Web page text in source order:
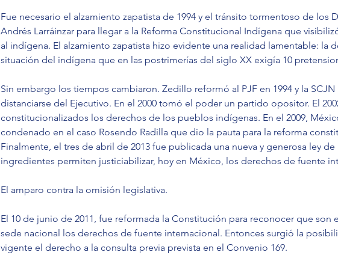
Fue necesario el alzamiento zapatista de 1994 y el tránsito tormentoso de los
Andrés Larráinzar para llegar a la Reforma Constitucional Indígena que
al indígena. El alzamiento zapatista hizo evidente una realidad lamentable: la
situación del indígena que en las postrimerías del siglo XX exigía 10
Sin embargo los tiempos cambiaron. Zedillo reformó al PJF en 1994 y la
distanciarse del Ejecutivo. En el 2000 tomó el poder un partido opositor. El
constitucionalizados los derechos de los pueblos indígenas. En el 2009,
condenado en el caso Rosendo Radilla que dio la pauta para la reforma
Finalmente, el tres de abril de 2013 fue publicada una nueva y generosa ley de
ingredientes permiten justiciabilizar, hoy en México, los derechos de fuente
El amparo contra la omisión legislativa.
El 10 de junio de 2011, fue reformada la Constitución para reconocer que son
sede nacional los derechos de fuente internacional. Entonces surgió la
vigente el derecho a la consulta previa prevista en el Convenio 169.